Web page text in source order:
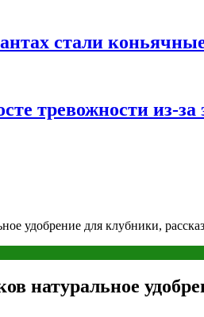
стали
тревожности из-за
удобрение для клубники,
натуральное